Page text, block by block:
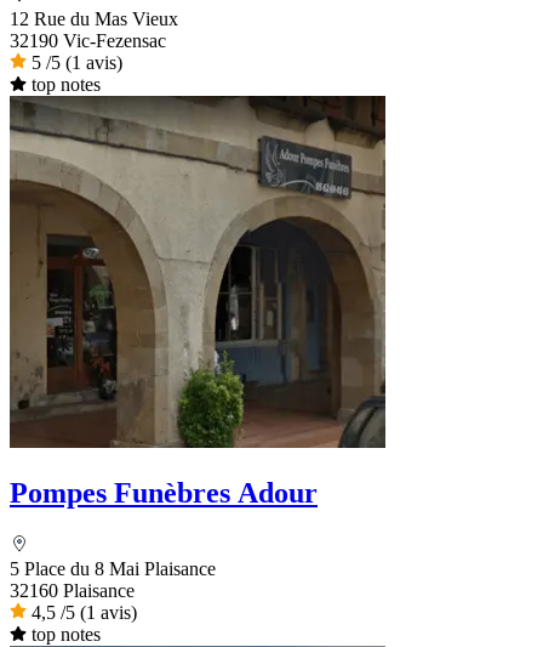
12 Rue du Mas Vieux
32190 Vic-Fezensac
5 /5 (1 avis)
top notes
Pompes Funèbres Adour
5 Place du 8 Mai Plaisance
32160 Plaisance
4,5 /5 (1 avis)
top notes